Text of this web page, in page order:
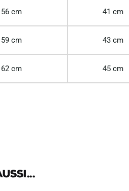
56 cm 41 cm
59 cm 43 cm
62 cm 45 cm